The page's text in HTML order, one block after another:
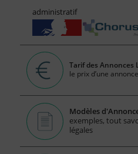
administratif
Tarif des Annonces
le prix d’une
Modèles
exemples, tout
légales